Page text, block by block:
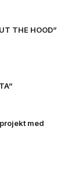
THE HOOD”
med